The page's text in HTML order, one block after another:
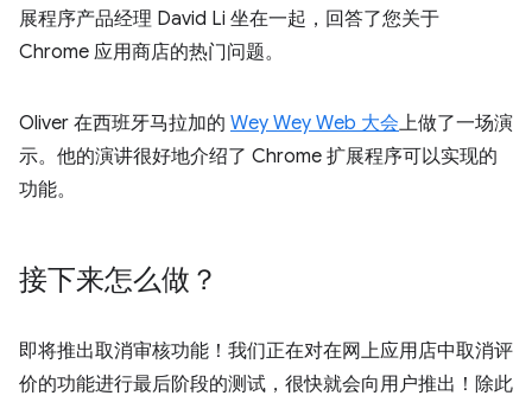
展程序产品经理 David Li 坐在一起，回答了您关于
Chrome 应用商店的热门问题。
Oliver 在西班牙马拉加的 Wey Wey Web 大会上做了一场演
示。他的演讲很好地介绍了 Chrome 扩展程序可以实现的
功能。
接下来怎么做？
即将推出取消审核功能！我们正在对在网上应用店中取消评
价的功能进行最后阶段的测试，很快就会向用户推出！除此